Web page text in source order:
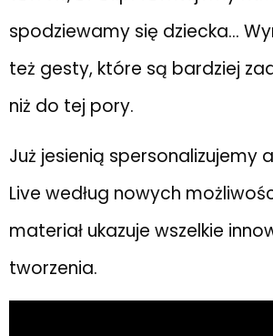
spodziewamy się dziecka…
też gesty, które są bardziej
niż do tej pory.
Już jesienią spersonalizujemy
Live według nowych
materiał ukazuje wszelkie
tworzenia.